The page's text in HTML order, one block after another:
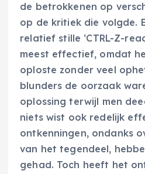
de betrokkenen op
op de kritiek die volgde.
relatief stille ‘CTRL-Z-
meest effectief, omdat
oploste zonder veel
blunders de oorzaak
oplossing terwijl men
niets wist ook redelijk
ontkenningen, ondanks
van het tegendeel,
gehad. Toch heeft het